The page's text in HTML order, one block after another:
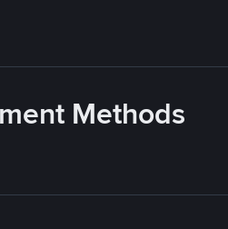
Methods